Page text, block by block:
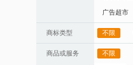
广告超市
商标类型 不限
商品或服务 不限